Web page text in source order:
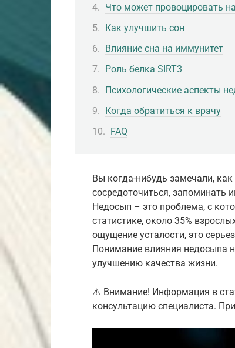
Что может провоцировать
Как улучшить сон
Влияние сна на иммунитет
Роль белка SIRT3
Психологические аспекты
Когда обратиться к врачу
FAQ
Вы когда-нибудь замечали,
сосредоточиться, запоминать
Недосып – это проблема, с
статистике, около 35%
ощущение усталости, это
Понимание влияния недосыпа
улучшению качества жизни.
⚠️ Внимание! Информация в
консультацию специалиста.